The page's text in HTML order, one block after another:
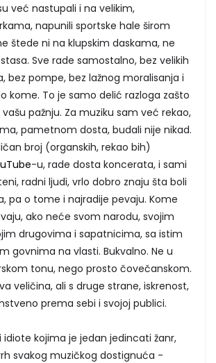
već nastupali i na velikim,
napunili sportske hale širom
štede ni na klupskim daskama, ne
Sve rade samostalno, bez velikih
bez pompe, bez lažnog moralisanja i
kome. To je samo delić razloga zašto
vašu pažnju. Za muziku sam već rekao,
pametnom dosta, budali nije nikad.
broj (organskih, rekao bih)
-u, rade dosta koncerata, i sami
radni ljudi, vrlo dobro znaju šta boli
pa o tome i najradije pevaju. Kome
ako neće svom narodu, svojim
drugovima i sapatnicima, sa istim
govnima na vlasti. Bukvalno. Ne u
tonu, nego prosto čovečanskom.
veličina, ali s druge strane, iskrenost,
prema sebi i svojoj publici.
idiote kojima je jedan jedincati žanr,
svakog muzičkog dostignuća -